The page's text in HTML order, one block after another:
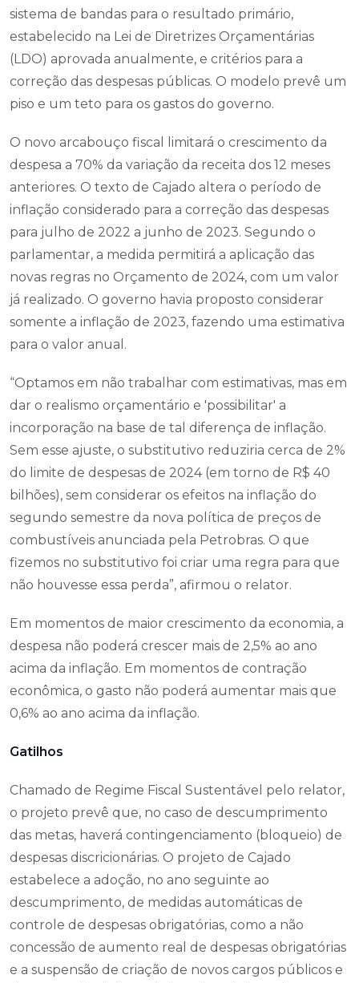
sistema de bandas para o resultado primário,
estabelecido na Lei de Diretrizes Orçamentárias
(LDO) aprovada anualmente, e critérios para a
correção das despesas públicas. O modelo prevê um
piso e um teto para os gastos do governo.
O novo arcabouço fiscal limitará o crescimento da
despesa a 70% da variação da receita dos 12 meses
anteriores. O texto de Cajado altera o período de
inflação considerado para a correção das despesas
para julho de 2022 a junho de 2023. Segundo o
parlamentar, a medida permitirá a aplicação das
novas regras no Orçamento de 2024, com um valor
já realizado. O governo havia proposto considerar
somente a inflação de 2023, fazendo uma estimativa
para o valor anual.
“Optamos em não trabalhar com estimativas, mas em
dar o realismo orçamentário e 'possibilitar' a
incorporação na base de tal diferença de inflação.
Sem esse ajuste, o substitutivo reduziria cerca de 2%
do limite de despesas de 2024 (em torno de R$ 40
bilhões), sem considerar os efeitos na inflação do
segundo semestre da nova política de preços de
combustíveis anunciada pela Petrobras. O que
fizemos no substitutivo foi criar uma regra para que
não houvesse essa perda”, afirmou o relator.
Em momentos de maior crescimento da economia, a
despesa não poderá crescer mais de 2,5% ao ano
acima da inflação. Em momentos de contração
econômica, o gasto não poderá aumentar mais que
0,6% ao ano acima da inflação.
Gatilhos
Chamado de Regime Fiscal Sustentável pelo relator,
o projeto prevê que, no caso de descumprimento
das metas, haverá contingenciamento (bloqueio) de
despesas discricionárias. O projeto de Cajado
estabelece a adoção, no ano seguinte ao
descumprimento, de medidas automáticas de
controle de despesas obrigatórias, como a não
concessão de aumento real de despesas obrigatórias
e a suspensão de criação de novos cargos públicos e